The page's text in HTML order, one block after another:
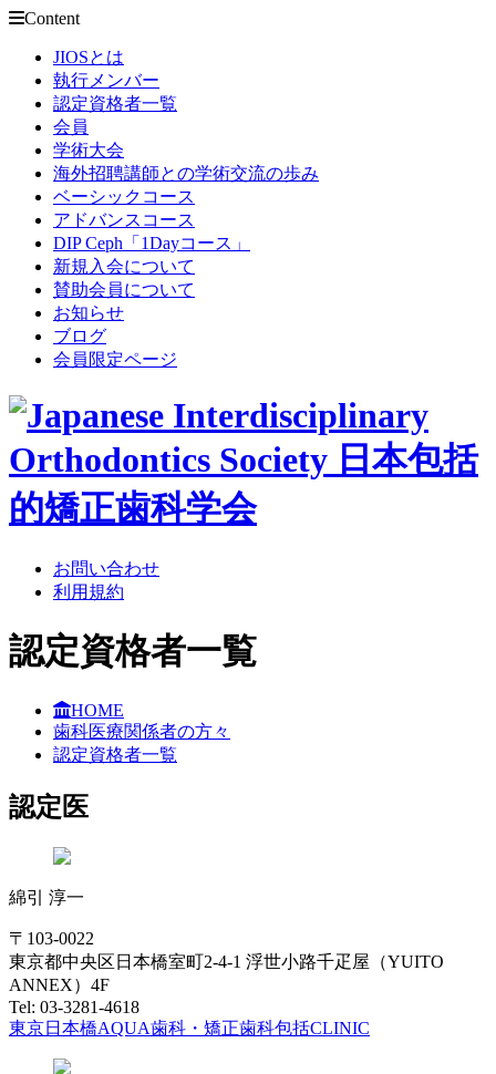
Content
JIOSとは
執行メンバー
認定資格者一覧
会員
学術大会
海外招聘講師との学術交流の歩み
ベーシックコース
アドバンスコース
DIP Ceph「1Dayコース」
新規入会について
賛助会員について
お知らせ
ブログ
会員限定ページ
お問い合わせ
利用規約
認定資格者一覧
HOME
歯科医療関係者の方々
認定資格者一覧
認定医
綿引 淳一
〒103-0022
東京都中央区日本橋室町2-4-1 浮世小路千疋屋（YUITO
ANNEX）4F
Tel: 03-3281-4618
東京日本橋AQUA歯科・矯正歯科包括CLINIC